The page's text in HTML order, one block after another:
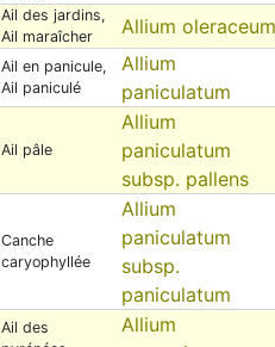
Ail des jardins,
Ail maraîcher
Allium oleraceum
Ail en panicule,
Ail paniculé
Allium
paniculatum
Ail pâle
Allium
paniculatum
subsp. pallens
Canche
caryophyllée
Allium
paniculatum
subsp.
paniculatum
Ail des
Allium